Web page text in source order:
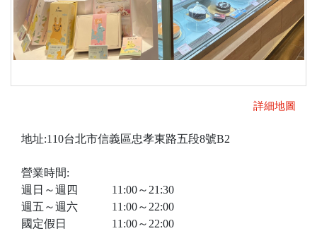
詳細地圖
地址:110台北市信義區忠孝東路五段8號B2
營業時間:
週日～週四 11:00～21:30
週五～週六 11:00～22:00
國定假日 11:00～22:00